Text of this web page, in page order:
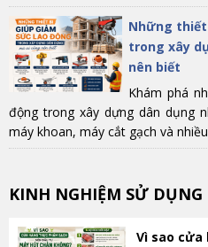
Những
trong xây
nên biết
Khám phá
động trong xây dựng dân dụng
máy khoan, máy cắt gạch và
KINH NGHIỆM SỬ DỤNG
Vì sao cửa